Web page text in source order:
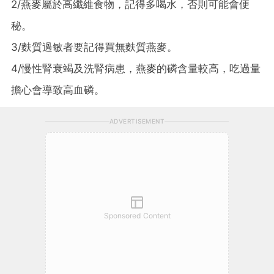
2/燕麥屬於高纖維食物，記得多喝水，否則可能會便
秘。
3/麩質過敏者要記得買無麩質燕麥。
4/慢性腎衰竭及洗腎病患，燕麥的磷含量較高，吃過量
擔心會導致高血磷。
ADVERTISEMENT
Sponsored Content